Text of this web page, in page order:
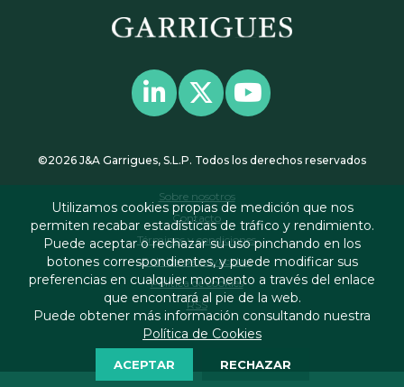
©2026 J&A Garrigues, S.L.P. Todos los derechos reservados
Sobre nosotros
Contacto
Términos y condiciones
Política de privacidad
Política de cookies
RSS
Utilizamos cookies propias de medición que nos
permiten recabar estadísticas de tráfico y rendimiento.
Puede aceptar o rechazar su uso pinchando en los
botones correspondientes, y puede modificar sus
preferencias en cualquier momento a través del enlace
que encontrará al pie de la web.
Puede obtener más información consultando nuestra
Política de Cookies
ACEPTAR RECHAZAR